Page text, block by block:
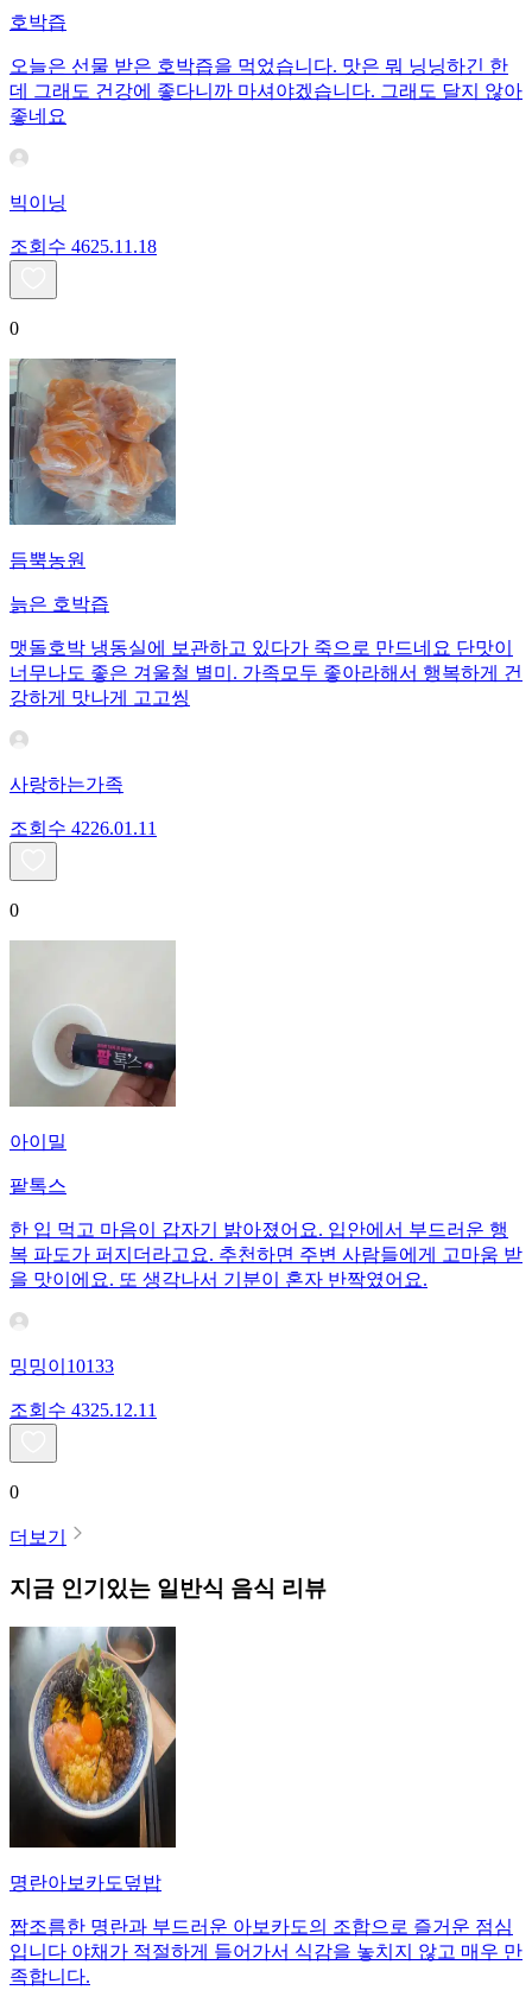
호박즙
오늘은 선물 받은 호박즙을 먹었습니다. 맛은 뭐 닝닝하긴 한
데 그래도 건강에 좋다니까 마셔야겠습니다. 그래도 달지 않아
좋네요
빅이닝
조회수 4625.11.18
0
듬뿍농원
늙은 호박즙
맷돌호박 냉동실에 보관하고 있다가 죽으로 만드네요 단맛이
너무나도 좋은 겨울철 별미. 가족모두 좋아라해서 행복하게 건
강하게 맛나게 고고씽
사랑하는가족
조회수 4226.01.11
0
아이밀
팥톡스
한 입 먹고 마음이 갑자기 밝아졌어요. 입안에서 부드러운 행
복 파도가 퍼지더라고요. 추천하면 주변 사람들에게 고마움 받
을 맛이에요. 또 생각나서 기분이 혼자 반짝였어요.
밍밍이10133
조회수 4325.12.11
0
더보기
지금 인기있는 일반식 음식 리뷰
명란아보카도덮밥
짭조름한 명란과 부드러운 아보카도의 조합으로 즐거운 점심
입니다 야채가 적절하게 들어가서 식감을 놓치지 않고 매우 만
족합니다.